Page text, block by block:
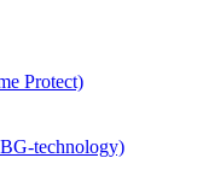
Protect)
technology)